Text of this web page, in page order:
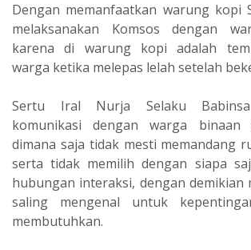
Dengan memanfaatkan warung kopi
melaksanakan Komsos dengan
karena di warung kopi adalah
warga ketika melepas lelah setelah
Sertu Iral Nurja Selaku Babinsa
komunikasi dengan warga binaan
dimana saja tidak mesti memandang
serta tidak memilih dengan siapa
hubungan interaksi, dengan demikian
saling mengenal untuk
membutuhkan.